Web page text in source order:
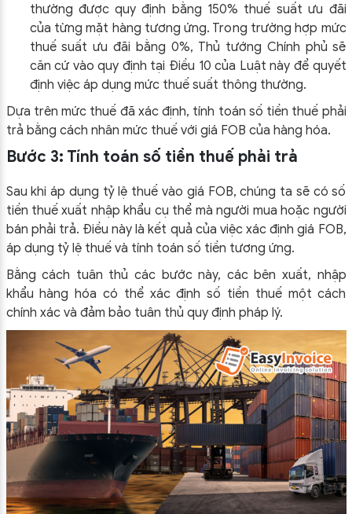
thường được quy định bằng 150% thuế suất ưu đãi
của từng mặt hàng tương ứng. Trong trường hợp mức
thuế suất ưu đãi bằng 0%, Thủ tướng Chính phủ sẽ
căn cứ vào quy định tại Điều 10 của Luật này để quyết
định việc áp dụng mức thuế suất thông thường.
Dựa trên mức thuế đã xác định, tính toán số tiền thuế phải
trả bằng cách nhân mức thuế với giá FOB của hàng hóa.
Bước 3: Tính toán số tiền thuế phải trả
Sau khi áp dụng tỷ lệ thuế vào giá FOB, chúng ta sẽ có số
tiền thuế xuất nhập khẩu cụ thể mà người mua hoặc người
bán phải trả. Điều này là kết quả của việc xác định giá FOB,
áp dụng tỷ lệ thuế và tính toán số tiền tương ứng.
Bằng cách tuân thủ các bước này, các bên xuất, nhập
khẩu hàng hóa có thể xác định số tiền thuế một cách
chính xác và đảm bảo tuân thủ quy định pháp lý.